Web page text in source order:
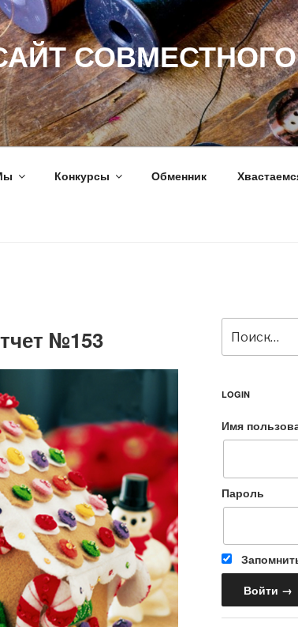
СОВМЕСТНОГО
Конкурсы Обменник
№153
LOGIN
Имя
Пароль